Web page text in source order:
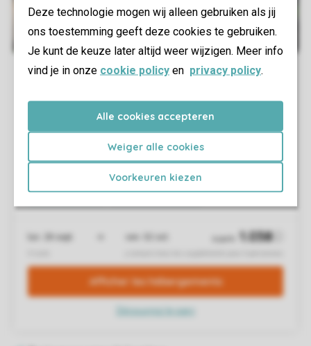
Deze technologie mogen wij alleen gebruiken als jij
ons toestemming geeft deze cookies te gebruiken.
Je kunt de keuze later altijd weer wijzigen. Meer info
vind je in onze cookie policy en privacy policy.
Alle cookies accepteren
Weiger alle cookies
Voorkeuren kiezen